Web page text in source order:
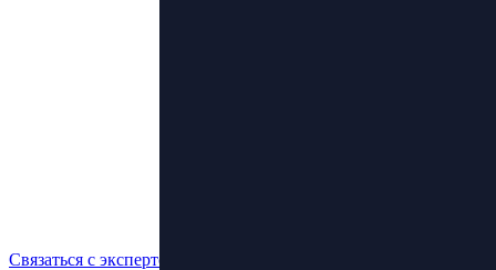
Связаться с экспертом